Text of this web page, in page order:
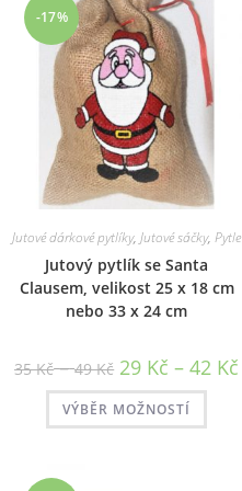
-17%
Jutové dárkové pytlíky,Jutové sáčky,Pytle
Jutový pytlík se Santa
Clausem, velikost 25 x 18 cm
nebo 33 x 24 cm
35Kč – 49Kč Rozpětí
cen:
35 Kč
až
49 Kč
29 Kč – 42 Kč
VÝBĚR MOŽNOSTÍ
Tento
má